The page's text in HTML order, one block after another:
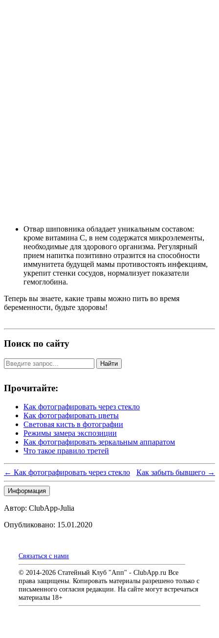
Отвар шиповника обладает уникальным составом:
кроме витамина С, в нем содержатся микроэлементы,
необходимые для здорового организма. Регулярный
прием напитка позитивно отразится на способности
иммунитета будущей мамы противостоять инфекциям,
укрепит стенки сосудов, нормализует показатели
гемоглобина.
Теперь вы знаете, какие травы можно пить во время
беременности, будьте здоровы!
Поиск по сайту
Найти
Прочитайте:
Как фотографировать через стекло
Как фотографировать цветы
Световая кисть в фотографии
Режимы замера экспозиции
Как фотографировать зеркальным аппаратом
Что такое правило третей
← Как фотографировать через стекло Как забыть бывшего →
Информация
Автор: ClubApp-Julia
Опубликовано: 15.01.2020
Связаться с нами
© 2014-2026 Статейный Клуб "Апп" - ClubApp.ru Все
права защищены. Копировать материалы разрешено только с
письменного согласия редакции. На сайте могут встречаться
материалы 18+